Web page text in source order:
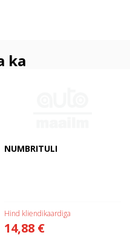
ka
NUMBRITULI
Hind kliendikaardiga
14,88 €